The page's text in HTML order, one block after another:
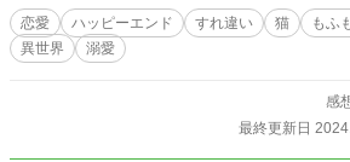
ヒに伝えると思いもよらぬ事態に……。
恋愛 ハッピーエンド すれ違い 猫 もふ
異世界
溺愛
感
最終更新日